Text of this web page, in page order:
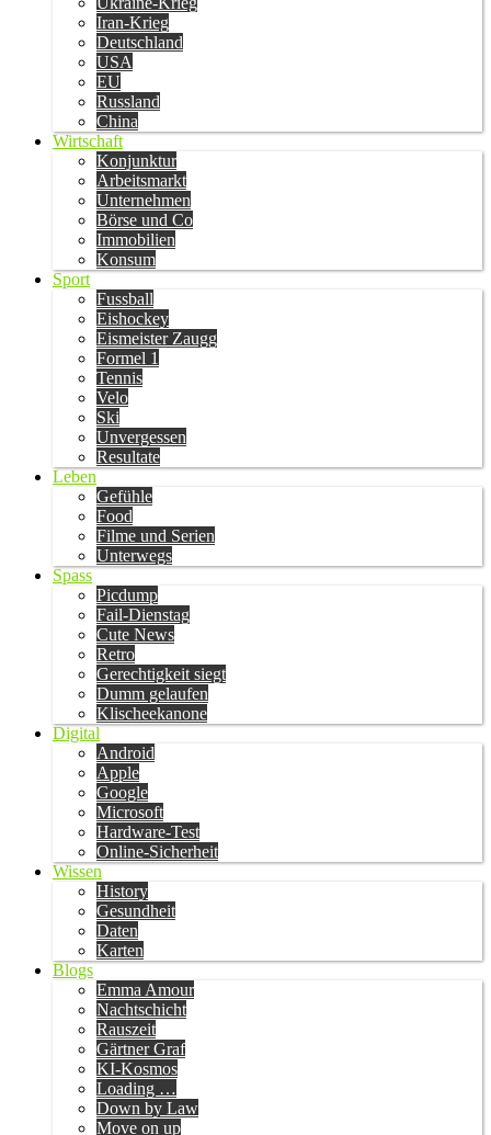
Iran-Krieg
Deutschland
USA
EU
Russland
China
Wirtschaft
Konjunktur
Arbeitsmarkt
Unternehmen
Börse und Co
Immobilien
Konsum
Sport
Fussball
Eishockey
Eismeister Zaugg
Formel 1
Tennis
Velo
Ski
Unvergessen
Resultate
Leben
Gefühle
Food
Filme und Serien
Unterwegs
Spass
Picdump
Fail-Dienstag
Cute News
Retro
Gerechtigkeit siegt
Dumm gelaufen
Klischeekanone
Digital
Android
Apple
Google
Microsoft
Hardware-Test
Online-Sicherheit
Wissen
History
Gesundheit
Daten
Karten
Blogs
Emma Amour
Nachtschicht
Rauszeit
Gärtner Graf
KI-Kosmos
Loading …
Down by Law
Move on up